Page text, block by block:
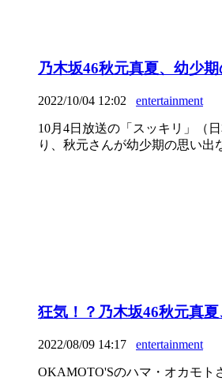
乃木坂46秋元真夏、幼少
2022/10/04 12:02 entertainment
10月4日放送の「スッキリ」（
り、秋元さんが幼少期の思い出
狂気！？乃木坂46秋元真
2022/08/09 14:17 entertainment
OKAMOTO'Sのハマ・オカモト